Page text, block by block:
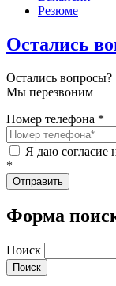
Резюме
Остались
Остались вопросы?
Мы перезвоним
Номер телефона *
Я даю согласие
*
Форма
Поиск